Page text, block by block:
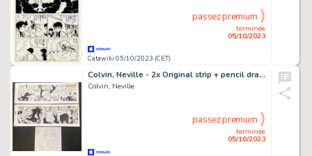
Catawiki 05/10/2023 (CET)
terminée
05/10/2023
passez premium
Colvin, Neville - 2x Original strip + pencil drawing - Modesty Blaise - Death in slow motion - (1983)
Colvin, Neville
terminée
05/10/2023
passez premium